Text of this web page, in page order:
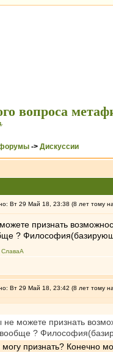
вопроса
-> Дискуссии
Вт 29 Май 18, 23:38 (8 лет тому
признать
?
СлаваА
Вт 29 Май 18, 23:42 (8 лет тому
можете признать
вообще ?
признать? Конечно